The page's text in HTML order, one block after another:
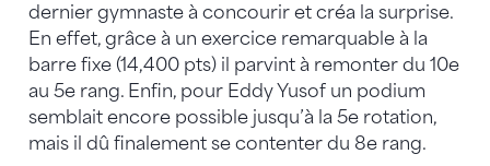
dernier gymnaste à concourir et créa la surprise.
En effet, grâce à un exercice remarquable à la
barre fixe (14,400 pts) il parvint à remonter du 10e
au 5e rang. Enfin, pour Eddy Yusof un podium
semblait encore possible jusqu’à la 5e rotation,
mais il dû finalement se contenter du 8e rang.